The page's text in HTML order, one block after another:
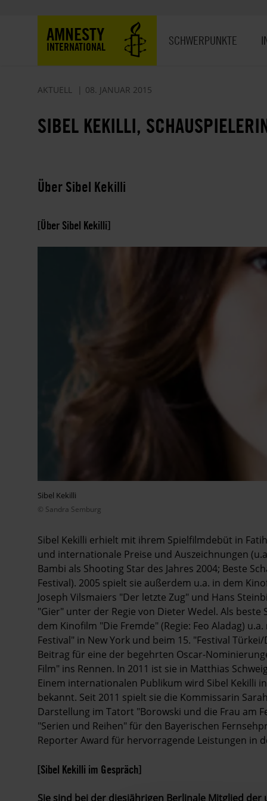
AMNESTY
INTERNATIONAL SCHWERPUNKTE
AKTUELL 08. JANUAR 2015
SIBEL KEKILLI,
Über Sibel Kekilli
[Über Sibel Kekilli]
Sibel Kekilli
© Sandra Semburg
Sibel Kekilli erhielt mit ihrem Spielfilmdebüt in
und internationale Preise und Auszeichnungen
Bambi als Shooting Star des Jahres 2004; Beste
Festival). 2005 spielt sie außerdem u.a. in dem
Joseph Vilsmaiers "Der letzte Zug" und Hans
"Gier" unter der Regie von Dieter Wedel. Als
dem Kinofilm "Die Fremde" (Regie: Feo Aladag)
Festival" in New York und beim 15. "Festival
Beitrag für eine der begehrten Oscar-
Film" ins Rennen. In 2011 ist sie in Matthias
Einem internationalen Publikum wird Sibel Kekilli
bekannt. Seit 2011 spielt sie die Kommissarin
Darstellung im Tatort "Borowski und die Frau am
"Serien und Reihen" für den Bayerischen
Reporter Award für hervorragende Leistungen in
[Sibel Kekilli im Gespräch]
Sie sind bei der diesjährigen Berlinale Mitglied